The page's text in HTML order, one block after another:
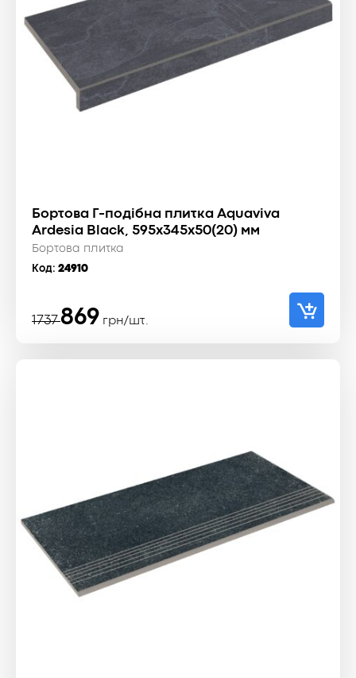
Бортова Г-подібна плитка Aquaviva
Ardesia Black, 595x345x50(20) мм
Бортова плитка
Код: 24910
1737
Оригінальна
1737 ₴.
869
Поточна
869 ₴.
грн/шт.